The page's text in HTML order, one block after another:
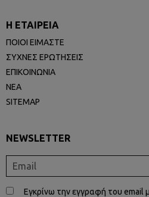
Η ΕΤΑΙΡΕΙΑ
ΠΟΙΟΙ ΕΙΜΑΣΤΕ
ΣΥΧΝΕΣ ΕΡΩΤΗΣΕΙΣ
ΕΠΙΚΟΙΝΩΝΙΑ
ΝΕΑ
SITEMAP
NEWSLETTER
Εγκρίνω την εγγραφή του